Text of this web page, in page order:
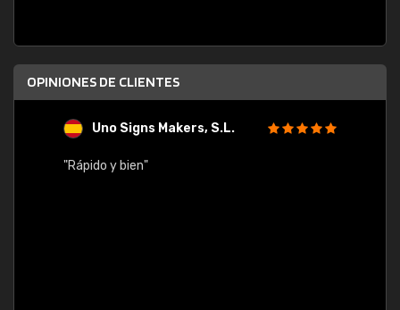
OPINIONES DE CLIENTES
Uno Signs Makers, S.L.
"Rápido y bien"